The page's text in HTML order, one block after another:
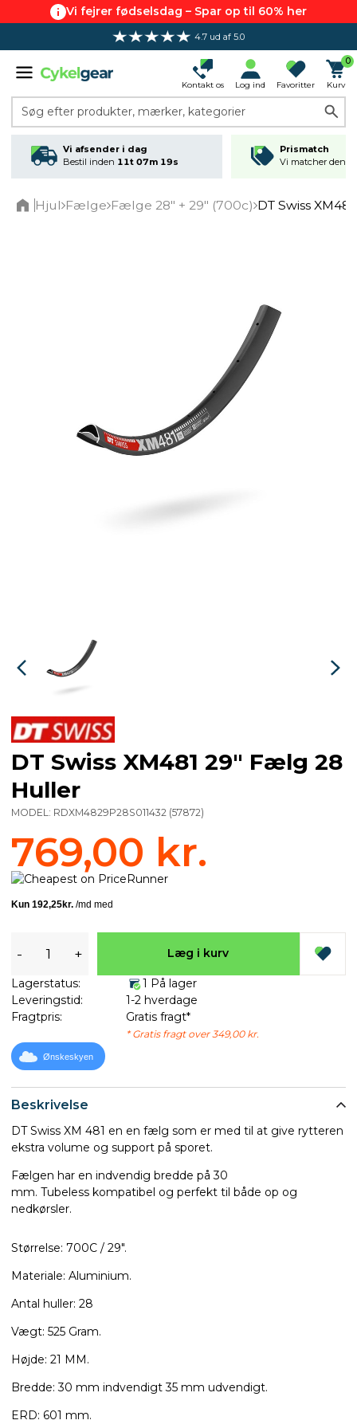
Vi fejrer fødselsdag – Spar op til 60% her
4.7 ud af 5.0
Kontakt os Log ind Favoritter
0
Kurv
Søg efter produkter, mærker, kategorier
Vi afsender i dag
Bestil inden 11t 07m 18s
Prismatch
Vi matcher den
Hjul Fælge Fælge 28" + 29" (700c) DT Swiss
Beskrivelse
DT Swiss XM 481 en en fælg som er med til at give rytteren
ekstra volume og support på sporet.
Fælgen har en indvendig bredde på 30
mm. Tubeless kompatibel og perfekt til både op og
nedkørsler.
Størrelse: 700C / 29".
Materiale: Aluminium.
Antal huller: 28
Vægt: 525 Gram.
Højde: 21 MM.
Bredde: 30 mm indvendigt 35 mm udvendigt.
ERD: 601 mm.
DT Swiss XM481 29" Fælg 28
Huller
MODEL: RDXM4829P28S011432 (57872)
769,00 kr.
- + Læg i kurv
Lagerstatus:
1 På lager
Leveringstid:
1-2 hverdage
Fragtpris:
Gratis fragt*
* Gratis fragt over 349,00 kr.
Ønskeskyen